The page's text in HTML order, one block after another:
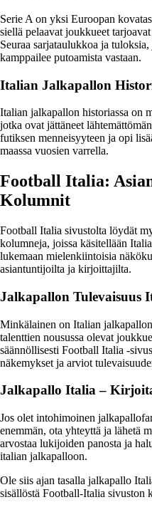
Serie A on yksi Euroopan
siellä pelaavat joukkueet
Seuraa sarjataulukkoa ja
kamppailee putoamista vastaan.
Italian Jalkapallon
Italian jalkapallon historiassa on
jotka ovat jättäneet
futiksen menneisyyteen ja opi
maassa vuosien varrella.
Football Italia:
Kolumnit
Football Italia sivustolta löydät
kolumneja, joissa käsitellään
lukemaan mielenkiintoisia
asiantuntijoilta ja kirjoittajilta.
Jalkapallon Tulevaisuus
Minkälainen on Italian
talenttien nousussa olevat
säännöllisesti Football Italia -
näkemykset ja arviot
Jalkapallo Italia –
Jos olet intohimoinen
enemmän, ota yhteyttä ja lähetä
arvostaa lukijoiden panosta ja
italian jalkapalloon.
Ole siis ajan tasalla jalkapallo
sisällöstä Football-Italia sivuston